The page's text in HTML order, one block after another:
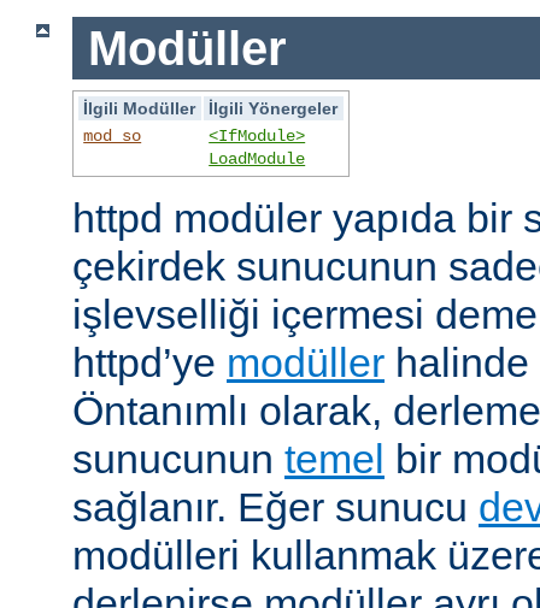
Modüller
İlgili Modüller
İlgili Yönergeler
mod_so
<IfModule>
LoadModule
httpd modüler yapıda bir
çekirdek sunucunun
işlevselliği içermesi
httpd’ye modüller
Öntanımlı olarak,
sunucunun temel
bir
sağlanır. Eğer sunucu
modülleri kullanmak